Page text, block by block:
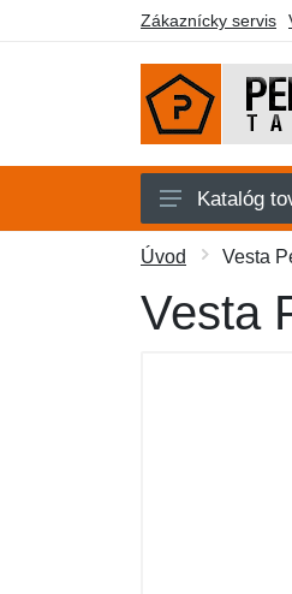
Zákaznícky servis
Pánske
Dámske
Darčekové
Katalóg
Úvod Vesta
Vesta